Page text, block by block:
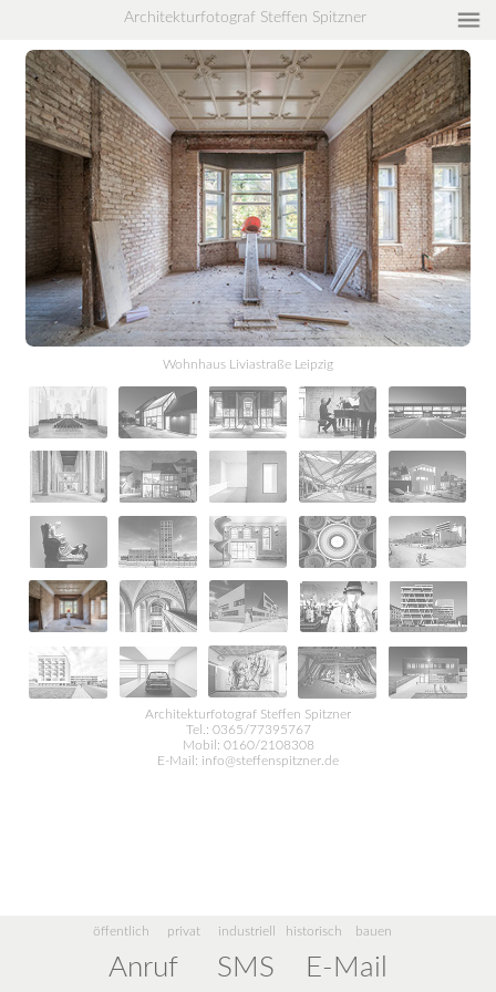
öffentlich privat industriell historisch bauen
Home
Projekte
Aktuelles
Referenzen
Fotograf
Leistungen
Kontakt
Impressum/
Datenschutzverordnung
Architekturfotograf Steffen Spitzner
Anruf SMS E-Mail
Wohnhaus Liviastraße Leipzig
Architekturfotograf Steffen Spitzner
Tel.: 0365/77395767
Mobil: 0160/2108308
E-Mail: info@steffenspitzner.de